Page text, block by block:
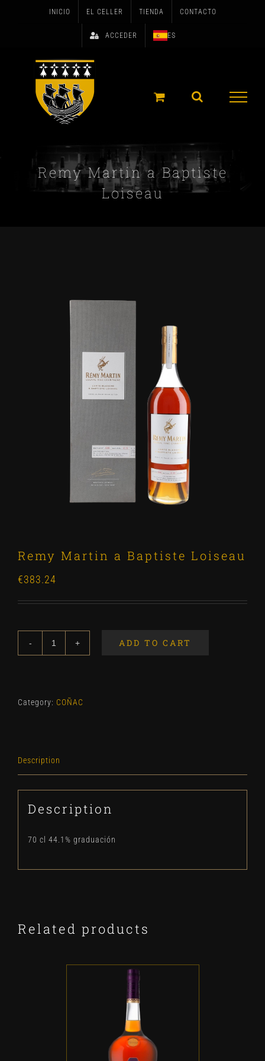
INICIO EL CELLER TIENDA CONTACTO
ACCEDER ES
Remy Martin a Baptiste
Loiseau
Remy Martin a Baptiste Loiseau
€383.24
Baptiste
ADD TO CART
Category: COÑAC
Description
Description
70 cl 44.1% graduación
Related products
ADD TO CART /